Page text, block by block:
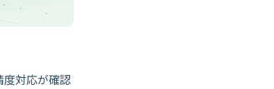
度対応が確認